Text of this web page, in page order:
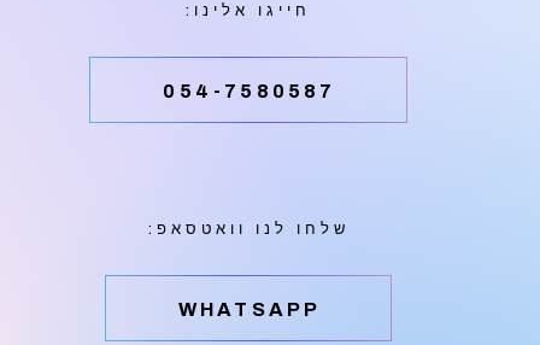
חייגו אלינו:
054-7580587
שלחו לנו וואטסאפ:
‫WHATSAPP